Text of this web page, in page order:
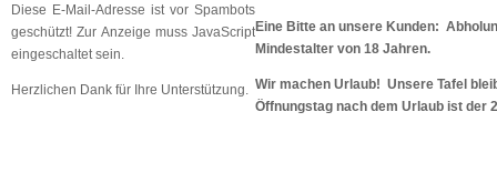
Diese E-Mail-Adresse ist vor Spambots
geschützt! Zur Anzeige muss JavaScript
eingeschaltet sein.
Herzlichen Dank für Ihre Unterstützung.
Eine Bitte an unsere Kunden:
Mindestalter von 18 Jahren.
Wir machen Urlaub! Unsere Tafel
Öffnungstag nach dem Urlaub ist der